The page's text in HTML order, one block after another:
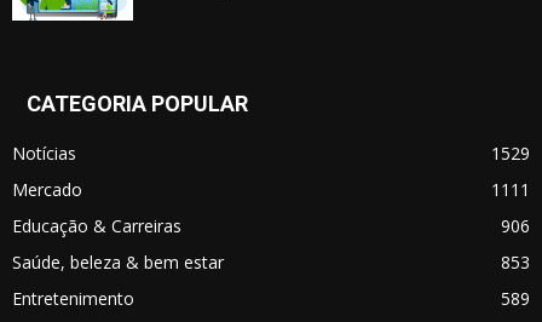
CATEGORIA POPULAR
Notícias
1529
Mercado
1111
Educação & Carreiras
906
Saúde, beleza & bem estar
853
Entretenimento
589